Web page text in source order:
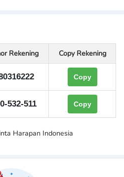
Rekening Copy Rekening
Copy
532-511 Copy
Harapan Indonesia